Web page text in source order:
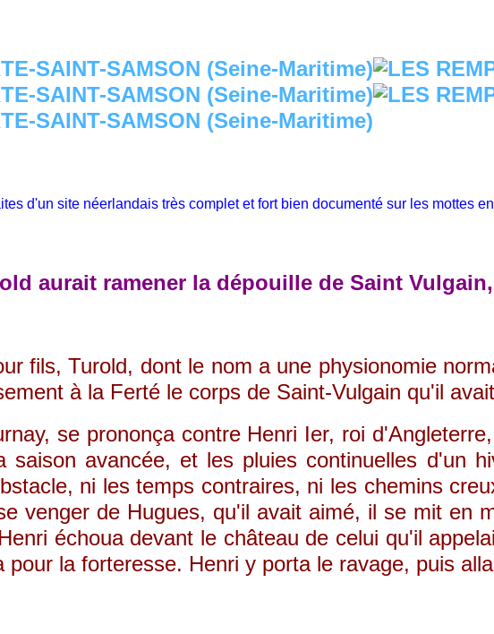
d'un site néerlandais très complet et fort bien documenté sur les mottes
aurait ramener la dépouille de Saint
fils, Turold, dont le nom a une physionomie
à la Ferté le corps de Saint-Vulgain qu'il
se prononça contre Henri Ier, roi
saison avancée, et les pluies continuelles d'un
ni les temps contraires, ni les chemins
venger de Hugues, qu'il avait aimé, il se mit en
échoua devant le château de celui qu'il
la forteresse. Henri y porta le ravage, puis